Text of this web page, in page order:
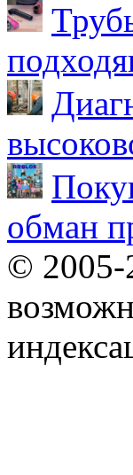
обман
© 2005-